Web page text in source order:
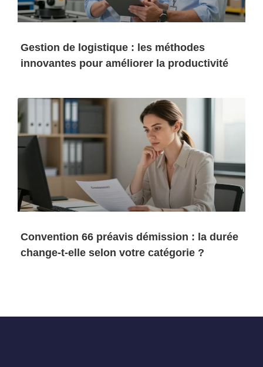
Gestion de logistique : les méthodes
innovantes pour améliorer la productivité
Convention 66 préavis démission : la durée
change-t-elle selon votre catégorie ?